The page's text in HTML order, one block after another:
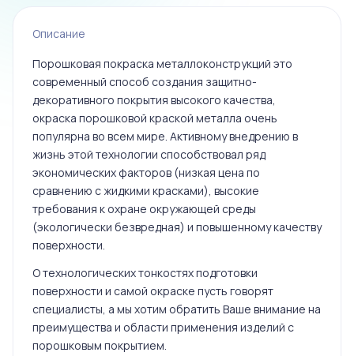
Описание
Порошковая покраска металлоконструкций это
современный способ создания защитно-
декоративного покрытия высокого качества,
окраска порошковой краской металла очень
популярна во всем мире. Активному внедрению в
жизнь этой технологии способствовал ряд
экономических факторов (низкая цена по
сравнению с жидкими красками), высокие
требования к охране окружающей среды
(экологически безвредная) и повышенному качеству
поверхности.
О технологических тонкостях подготовки
поверхности и самой окраске пусть говорят
специалисты, а мы хотим обратить Ваше внимание на
преимущества и области применения изделий с
порошковым покрытием.